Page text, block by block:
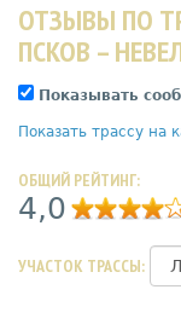
ОТЗЫВЫ ПО
ПСКОВ –
Показывать
Показать трассу на
ОБЩИЙ РЕЙТИНГ:
4,0
УЧАСТОК ТРАССЫ: